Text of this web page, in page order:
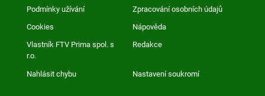
Podmínky užívání Zpracování osobních údajů
Cookies Nápověda
Vlastník FTV Prima spol. s
r.o.
Redakce
Nahlásit chybu Nastavení soukromí